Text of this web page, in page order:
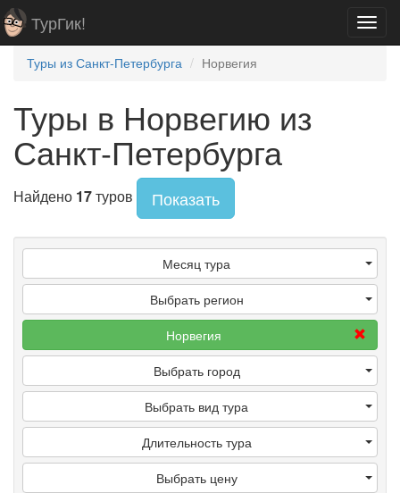
ТурГик!
Туры из Санкт-Петербурга Норвегия
Туры в Норвегию из
Санкт-Петербурга
Найдено 17туров Показать
Месяц тура
Выбрать регион
Норвегия
Выбрать город
Выбрать вид тура
Длительность тура
Выбрать цену